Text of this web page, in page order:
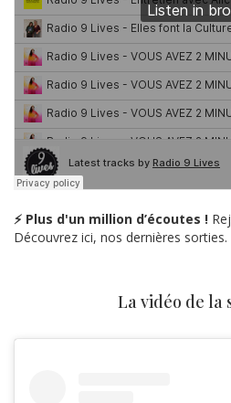
⚡ Plus d'un million d’écoutes !
Découvrez ici, nos dernières sorties.
La vidéo de la